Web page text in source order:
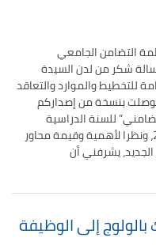
التضامن الجامعي
شكر من لدن السيدة
للتخطيط والموارد والتعاقد
بنسخة من إصداركم
للسنة الدراسية
2025-2026، ونظرا لأهمية وقيمة محاور
يشرفني أن
إلى الوظيفة